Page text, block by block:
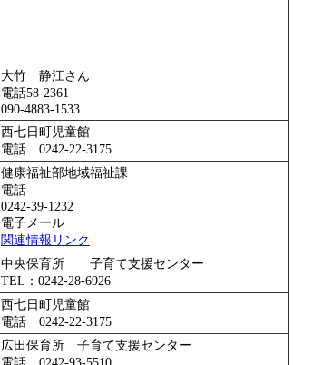
大竹 静江さん
電話58-2361
090-4883-1533
西七日町児童館
電話 0242-22-3175
健康福祉部地域福祉課
電話
0242-39-1232
電子メール
関連情報リンク
中央保育所 子育て支援センター
TEL：0242-28-6926
西七日町児童館
電話 0242-22-3175
広田保育所 子育て支援センター